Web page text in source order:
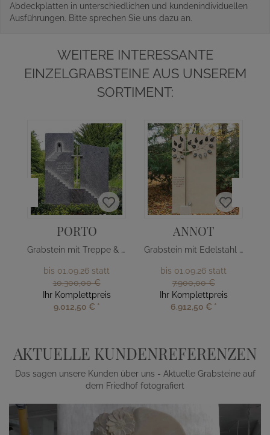
Abdeckplatten in unterschiedlichen und kundenindividuellen
Ausführungen. Bitte sprechen Sie uns dazu an.
WEITERE INTERESSANTE
EINZELGRABSTEINE AUS UNSEREM
SORTIMENT:
PORTO
Grabstein mit Treppe & Edelstahl Kreuz
bis 01.09.26 statt
10.300,00 €
Ihr Komplettpreis
9.012,50 € *
ANNOT
Grabstein mit Edelstahl Baum
bis 01.09.26 statt
7.900,00 €
Ihr Komplettpreis
6.912,50 € *
AKTUELLE KUNDENREFERENZEN
Das sagen unsere Kunden über uns - Aktuelle Grabsteine auf
dem Friedhof fotografiert